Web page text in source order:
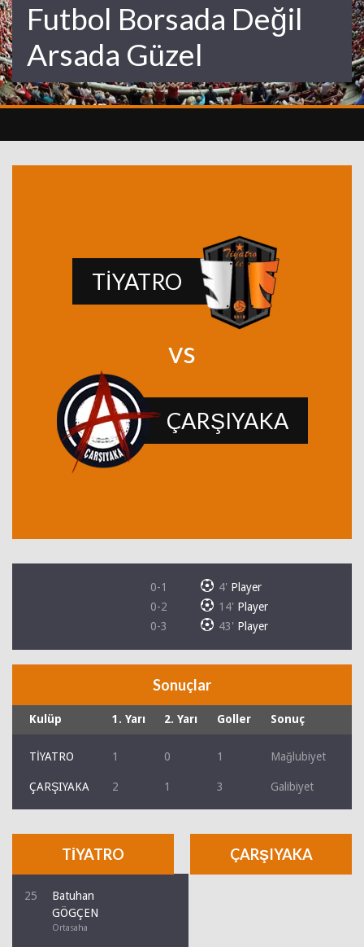
Futbol Borsada Değil
Arsada Güzel
TİYATRO
vs
ÇARŞIYAKA
0-1 4' Player
0-2
14' Player
0-3
43' Player
Sonuçlar
Kulüp 1. Yarı 2. Yarı Goller Sonuç
TİYATRO 1 0 1 Mağlubiyet
ÇARŞIYAKA 2 1 3 Galibiyet
TİYATRO
25
Batuhan
GÖGÇEN
Ortasaha
ÇARŞIYAKA